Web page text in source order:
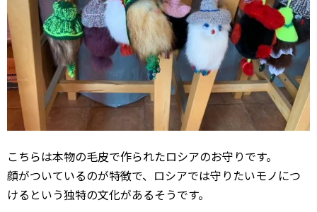
こちらは本物の毛皮で作られたロシアのお守りです。
顔がついているのが特徴で、ロシアでは守りたいモノにつ
けるという独特の文化があるそうです。